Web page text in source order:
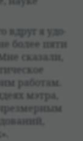
вдруг я удо­
более пяти
ска­зали,
рабо­там.
мэтра,